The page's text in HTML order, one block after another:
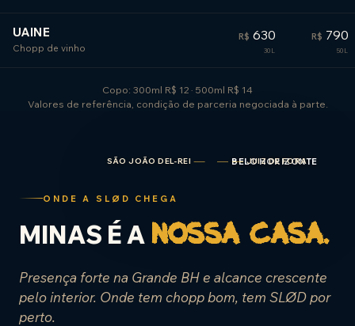
UAINE
Chopp de vinho
R$ 630 R$ 790
Copo: 300ml R$ 12 · 500ml R$ 14
Valores de referência, condição de parceria negociada à parte.
ONDE A SLØD CHEGA
MINAS É A nossa casa.
Presença forte na Grande BH e alcance crescente
pelo interior. Onde tem chopp bom, tem SLØD por
perto.
BELO HORIZONTE
SÃO JOÃO DEL-REI JUIZ DE FORA